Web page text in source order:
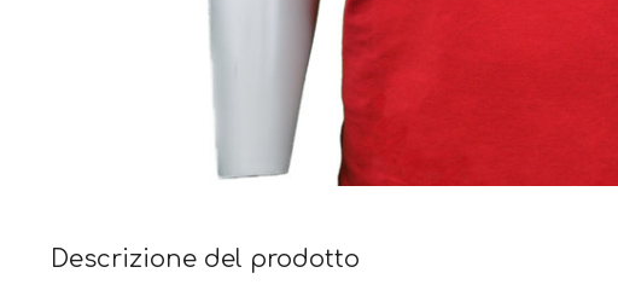
Descrizione del prodotto